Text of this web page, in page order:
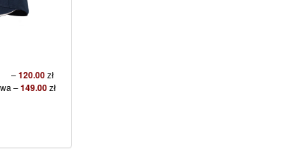
–120.00zł
–149.00zł